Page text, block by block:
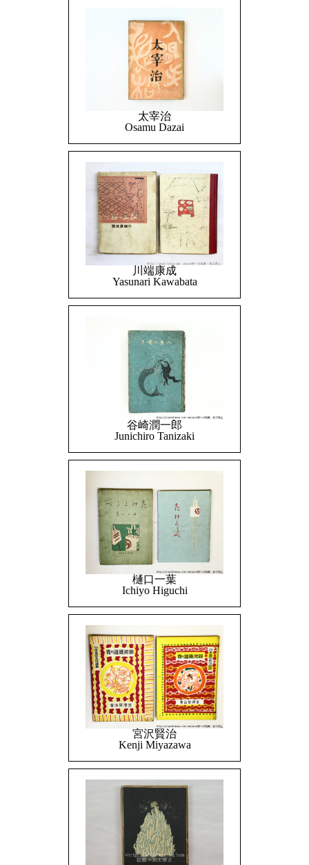
太宰治
Osamu Dazai
川端康成
Yasunari Kawabata
谷崎潤一郎
Junichiro Tanizaki
樋口一葉
Ichiyo Higuchi
宮沢賢治
Kenji Miyazawa